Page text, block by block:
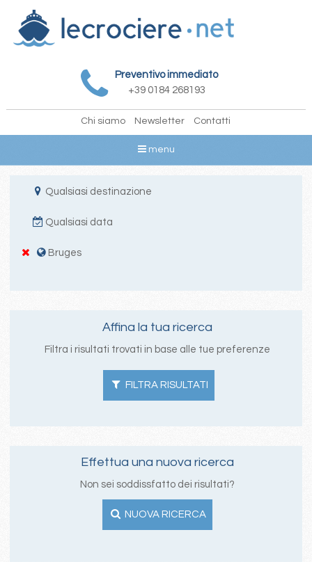
Preventivo immediato
+39 0184 268193
Chi siamo Newsletter Contatti
menu
Qualsiasi destinazione
Qualsiasi data
Bruges
Affina la tua ricerca
Filtra i risultati trovati in base alle tue preferenze
FILTRA RISULTATI
Effettua una nuova ricerca
Non sei soddissfatto dei risultati?
NUOVA RICERCA